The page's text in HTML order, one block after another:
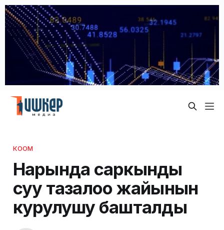
КООМ
Нарында саркынды
суу тазалоо жайынын
курулушу башталды